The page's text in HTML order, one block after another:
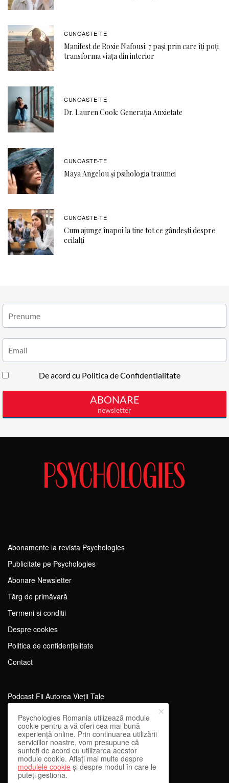
CUNOASTE-TE
Manifest de Roxie Nafousi: 7 pași prin care îți poți
transforma viața din interior
CUNOASTE-TE
Dr. Lauren Cook: Generația Anxietate
CUNOASTE-TE
Maya Angelou și psihologia traumei
CUNOASTE-TE
Cum ajunge înapoi la tine tot ce gândești despre
ceilalți
Abonamente la revista Psychologies
Publicitate pe Psychologies
Abonare Newsletter
Tărg de primăvară
Termeni si conditii
Despre cookies
Politica de confidențialitate
Contact
Podcast Fii Autorea Vieții Tale
Evenimente Fii Autoarea Vieții Tale!
SportEdu
Antrenament Mental pentru Sportivi
Learning Network
WEnough
Psychologies Romania utilizează module
cookie pentru a vă oferi cea mai bună
experiență online. Prin continuarea utilizării
serviciilor noastre, vom presupune că
sunteți de acord cu utilizarea acestor
module cookie. Aflați mai multe despre
modulele cookie și despre modul în care le
puteți gestiona.